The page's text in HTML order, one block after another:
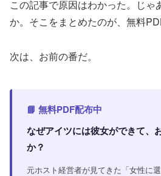
この記事で原因はわかった。じゃ
か。そこをまとめたのが、無料
次は、お前の番だ。
📘 無料PDF配布中
なぜアイツには彼女ができて、
か？
元ホスト経営者が見てきた「女性に